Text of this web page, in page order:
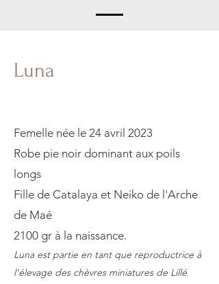
Luna
Femelle née le 24 avril 2023
Robe pie noir dominant aux poils
longs
Fille de Catalaya et Neiko de l'Arche
de Maé
​2100 gr à la naissance.
Luna est partie en tant que reproductrice à
l'élevage des chèvres miniatures de Lillé